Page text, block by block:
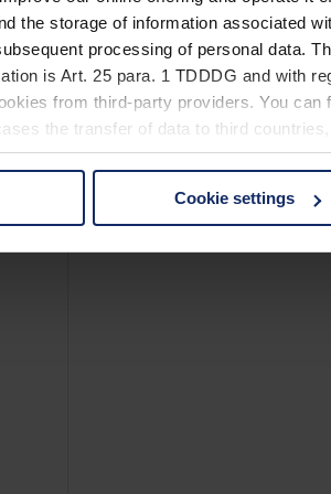
the storage of information associated
processing of personal data.
is Art. 25 para. 1 TDDDG and with
from third-party providers. You
the transfer of data to third
non-essential cookies by clicking on the
Cookie settings
über eine barrierefreie
sich hier Rohrammern und –sänger